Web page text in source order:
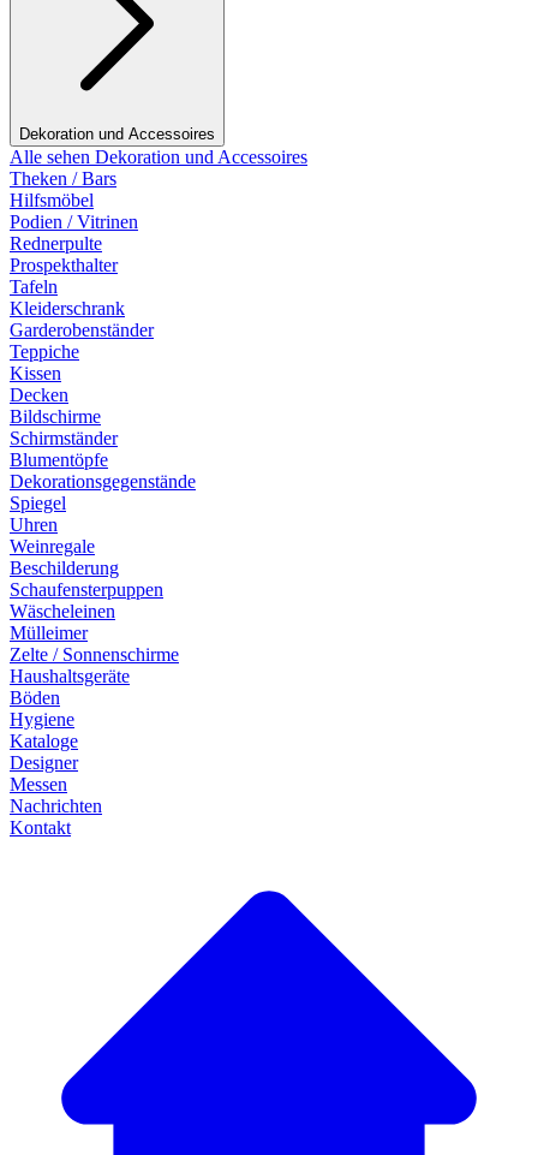
Dekoration und Accessoires
Alle sehen Dekoration und Accessoires
Theken / Bars
Hilfsmöbel
Podien / Vitrinen
Rednerpulte
Prospekthalter
Tafeln
Kleiderschrank
Garderobenständer
Teppiche
Kissen
Decken
Bildschirme
Schirmständer
Blumentöpfe
Dekorationsgegenstände
Spiegel
Uhren
Weinregale
Beschilderung
Schaufensterpuppen
Wäscheleinen
Mülleimer
Zelte / Sonnenschirme
Haushaltsgeräte
Böden
Hygiene
Kataloge
Designer
Messen
Nachrichten
Kontakt